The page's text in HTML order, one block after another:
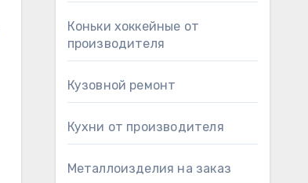
Коньки хоккейные от
производителя
Кузовной ремонт
Кухни от производителя
Металлоизделия на заказ